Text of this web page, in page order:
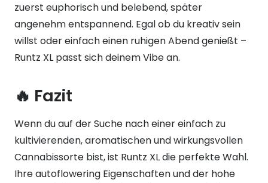
zuerst euphorisch und belebend, später
angenehm entspannend. Egal ob du kreativ sein
willst oder einfach einen ruhigen Abend genießt –
Runtz XL passt sich deinem Vibe an.
🔥 Fazit
Wenn du auf der Suche nach einer einfach zu
kultivierenden, aromatischen und wirkungsvollen
Cannabissorte bist, ist Runtz XL die perfekte Wahl.
Ihre autoflowering Eigenschaften und der hohe